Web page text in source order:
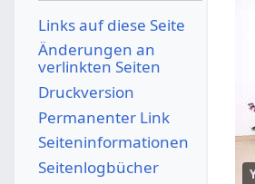
Links auf diese Seite
Änderungen an
verlinkten Seiten
Druckversion
Permanenter Link
Seiten­­informationen
Seitenlogbücher